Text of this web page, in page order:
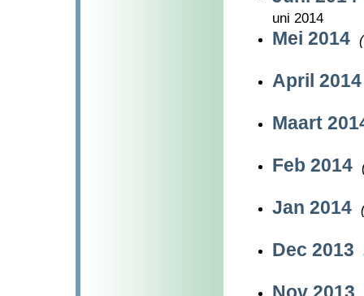
uni 2014
Mei 2014
April
Maart
Feb 2014
Jan 2014
Dec 2013